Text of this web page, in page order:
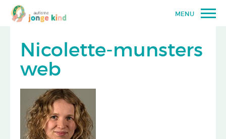
MENU
Nicolette-munsters
web